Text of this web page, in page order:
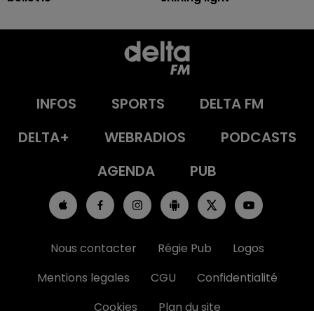
INFOS SPORTS
DELTA FM
DELTA+
WEBRADIOS
PODCASTS
AGENDA
PUB
Nous contacter Régie Pub
Logos
Mentions legales
CGU
Confidentialité
Cookies
Plan du site